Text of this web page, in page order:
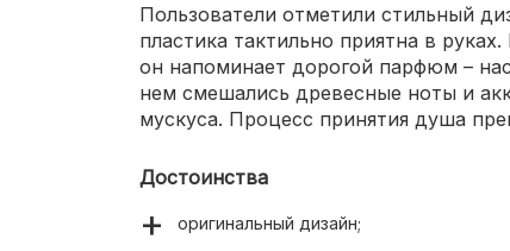
Пользователи отметили стильный
пластика тактильно приятна в
он напоминает дорогой парфюм –
нем смешались древесные ноты и
мускуса. Процесс принятия душа
Достоинства
оригинальный дизайн;